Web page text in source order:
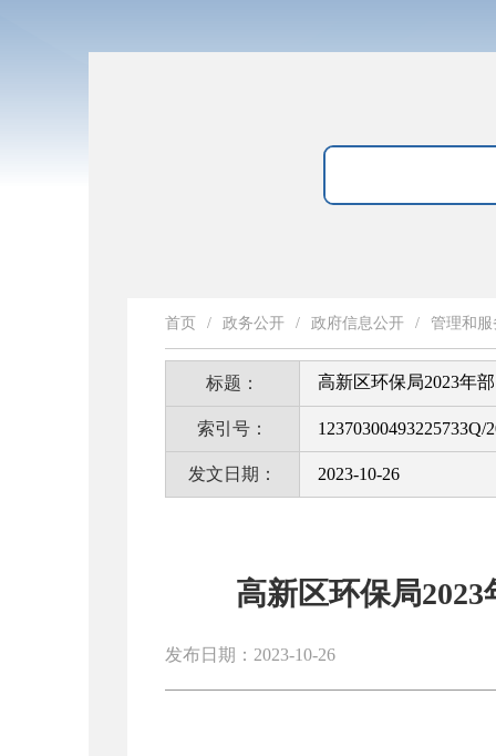
首页 / 政务公开 / 政府信息公开 / 管理和
标题： 高新区环保局2023年
索引号： 12370300493225733Q/
发文日期： 2023-10-26
高新区环保局
发布日期：2023-10-26